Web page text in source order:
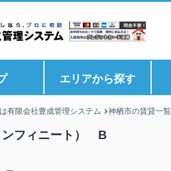
エリアから探す
有限会社豊成管理システム 神栖市の賃貸一覧
フィニート） B